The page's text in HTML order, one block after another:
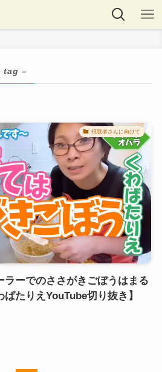
tag –
視聴者さんに向けて
ラーでのささがきごぼうはまる
たりえYouTube切り抜き】